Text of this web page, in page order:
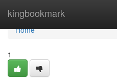
kingbookmark
Home
Home
1